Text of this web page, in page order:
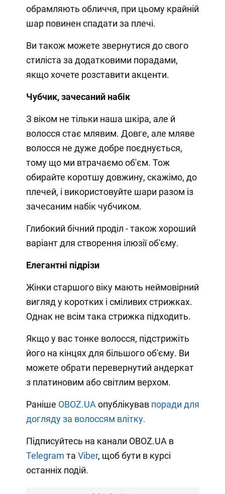
обрамляють обличчя, при цьому крайній
шар повинен спадати за плечі.
Ви також можете звернутися до свого
стиліста за додатковими порадами,
якщо хочете розставити акценти.
Чубчик, зачесаний набік
З віком не тільки наша шкіра, але й
волосся стає млявим. Довге, але мляве
волосся не дуже добре поєднується,
тому що ми втрачаємо об'єм. Тож
обирайте коротшу довжину, скажімо, до
плечей, і використовуйте шари разом із
зачесаним набік чубчиком.
Глибокий бічний проділ - також хороший
варіант для створення ілюзії об'єму.
Елегантні підрізи
Жінки старшого віку мають неймовірний
вигляд у коротких і сміливих стрижках.
Однак не всім така стрижка підходить.
Якщо у вас тонке волосся, підстрижіть
його на кінцях для більшого об'єму. Ви
можете обрати перевернутий андеркат
з платиновим або світлим верхом.
Раніше OBOZ.UA опублікував поради для
догляду за волоссям влітку.
Підписуйтесь на канали OBOZ.UA в
Telegram та Viber, щоб бути в курсі
останніх подій.